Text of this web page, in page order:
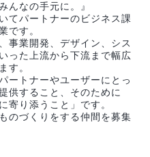
んなの手元に。』
てパートナーのビジネス課
です。
事業開発、デザイン、シス
った上流から下流まで幅広
す。
ートナーやユーザーにとっ
供すること、そのために
寄り添うこと」です。
のづくりをする仲間を募集